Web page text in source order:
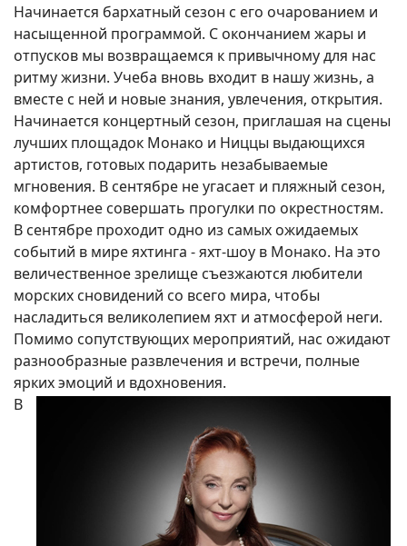
Начинается бархатный сезон с его очарованием и
насыщенной программой. С окончанием жары и
отпусков мы возвращаемся к привычному для нас
ритму жизни. Учеба вновь входит в нашу жизнь, а
вместе с ней и новые знания, увлечения, открытия.
Начинается концертный сезон, приглашая на сцены
лучших площадок Монако и Ниццы выдающихся
артистов, готовых подарить незабываемые
мгновения. В сентябре не угасает и пляжный сезон,
комфортнее совершать прогулки по окрестностям.
В сентябре проходит одно из самых ожидаемых
событий в мире яхтинга - яхт-шоу в Монако. На это
величественное зрелище съезжаются любители
морских сновидений со всего мира, чтобы
насладиться великолепием яхт и атмосферой неги.
Помимо сопутствующих мероприятий, нас ожидают
разнообразные развлечения и встречи, полные
ярких эмоций и вдохновения.
В